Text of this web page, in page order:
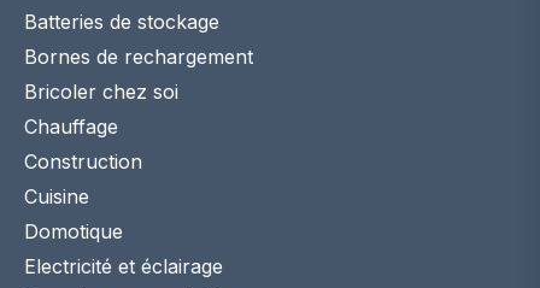
Batteries de stockage
Bornes de rechargement
Bricoler chez soi
Chauffage
Construction
Cuisine
Domotique
Electricité et éclairage